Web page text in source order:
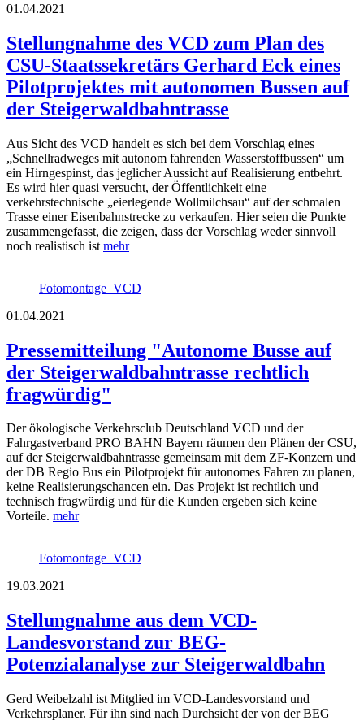
01.04.2021
Stellungnahme des VCD zum Plan des
CSU-Staatssekretärs Gerhard Eck eines
Pilotprojektes mit autonomen Bussen auf
der Steigerwaldbahntrasse
Aus Sicht des VCD handelt es sich bei dem Vorschlag eines
„Schnellradweges mit autonom fahrenden Wasserstoffbussen“ um
ein Hirngespinst, das jeglicher Aussicht auf Realisierung entbehrt.
Es wird hier quasi versucht, der Öffentlichkeit eine
verkehrstechnische „eierlegende Wollmilchsau“ auf der schmalen
Trasse einer Eisenbahnstrecke zu verkaufen. Hier seien die Punkte
zusammengefasst, die zeigen, dass der Vorschlag weder sinnvoll
noch realistisch ist mehr
Fotomontage_VCD
01.04.2021
Pressemitteilung "Autonome Busse auf
der Steigerwaldbahntrasse rechtlich
fragwürdig"
Der ökologische Verkehrsclub Deutschland VCD und der
Fahrgastverband PRO BAHN Bayern räumen den Plänen der CSU,
auf der Steigerwaldbahntrasse gemeinsam mit dem ZF-Konzern und
der DB Regio Bus ein Pilotprojekt für autonomes Fahren zu planen,
keine Realisierungschancen ein. Das Projekt ist rechtlich und
technisch fragwürdig und für die Kunden ergeben sich keine
Vorteile. mehr
Fotomontage_VCD
19.03.2021
Stellungnahme aus dem VCD-
Landesvorstand zur BEG-
Potenzialanalyse zur Steigerwaldbahn
Gerd Weibelzahl ist Mitglied im VCD-Landesvorstand und
Verkehrsplaner. Für ihn sind nach Durchsicht der von der BEG